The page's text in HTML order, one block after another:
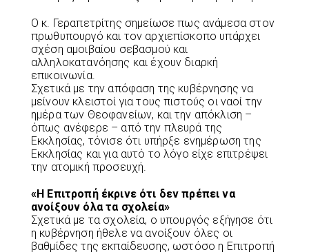
Ο κ. Γεραπετρίτης σημείωσε πως ανάμεσα στον
πρωθυπουργό και τον αρχιεπίσκοπο υπάρχει
σχέση αμοιβαίου σεβασμού και
αλληλοκατανόησης και έχουν διαρκή
επικοινωνία.
Σχετικά με την απόφαση της κυβέρνησης να
μείνουν κλειστοί για τους πιστούς οι ναοί την
ημέρα των Θεοφανείων, και την απόκλιση –
όπως ανέφερε – από την πλευρά της
Εκκλησίας, τόνισε ότι υπήρξε ενημέρωση της
Εκκλησίας και για αυτό το λόγο είχε επιτρέψει
την ατομική προσευχή.
«Η Επιτροπή έκρινε ότι δεν πρέπει να
ανοίξουν όλα τα σχολεία»
Σχετικά με τα σχολεία, ο υπουργός εξήγησε ότι
η κυβέρνηση ήθελε να ανοίξουν όλες οι
βαθμίδες της εκπαίδευσης, ωστόσο η Επιτροπή